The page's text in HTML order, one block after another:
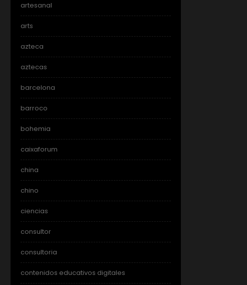
artesanal
arts
azteca
aztecas
barcelona
barroco
bohemia
caixaforum
china
chino
ciencias
consultor
consultoria
contenidos educativos digitales